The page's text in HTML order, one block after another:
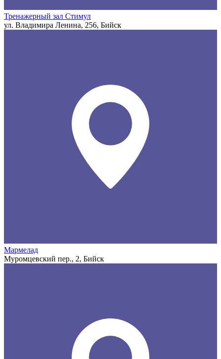
Тренажерный зал Стимул
ул. Владимира Ленина, 256, Бийск
Мармелад
Муромцевский пер., 2, Бийск